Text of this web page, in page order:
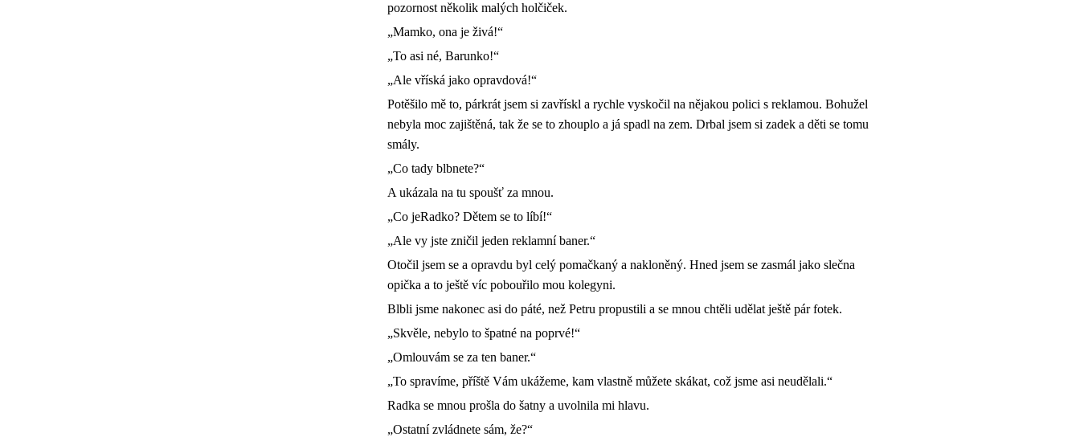
pozornost několik malých holčiček.
„Mamko, ona je živá!“
„To asi né, Barunko!“
„Ale vříská jako opravdová!“
Potěšilo mě to, párkrát jsem si zavřískl a rychle vyskočil na nějakou polici s reklamou. Bohužel
nebyla moc zajištěná, tak že se to zhouplo a já spadl na zem. Drbal jsem si zadek a děti se tomu
smály.
„Co tady blbnete?“
A ukázala na tu spoušť za mnou.
„Co jeRadko? Dětem se to líbí!“
„Ale vy jste zničil jeden reklamní baner.“
Otočil jsem se a opravdu byl celý pomačkaný a nakloněný. Hned jsem se zasmál jako slečna
opička a to ještě víc pobouřilo mou kolegyni.
Blbli jsme nakonec asi do páté, než Petru propustili a se mnou chtěli udělat ještě pár fotek.
„Skvěle, nebylo to špatné na poprvé!“
„Omlouvám se za ten baner.“
„To spravíme, příště Vám ukážeme, kam vlastně můžete skákat, což jsme asi neudělali.“
Radka se mnou prošla do šatny a uvolnila mi hlavu.
„Ostatní zvládnete sám, že?“